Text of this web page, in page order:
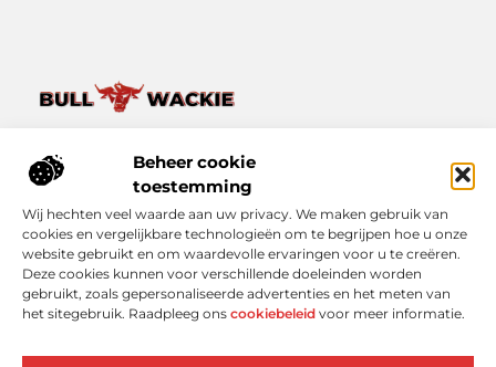
Beheer cookie
toestemming
Wij hechten veel waarde aan uw privacy. We maken gebruik van
cookies en vergelijkbare technologieën om te begrijpen hoe u onze
website gebruikt en om waardevolle ervaringen voor u te creëren.
Deze cookies kunnen voor verschillende doeleinden worden
gebruikt, zoals gepersonaliseerde advertenties en het meten van
het sitegebruik. Raadpleeg ons cookiebeleid voor meer informatie.
het op Bullwackie.nl.
Verken een breed scala aan blogs en artikelen die je inspireren,
informeren en verrijken, van kleine momenten tot grote
inzichten.
Bericht categorie
Onze informatie